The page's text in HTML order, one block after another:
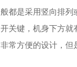
般都是采用竖向排列
开关键，机身下方就
非常方便的设计，但